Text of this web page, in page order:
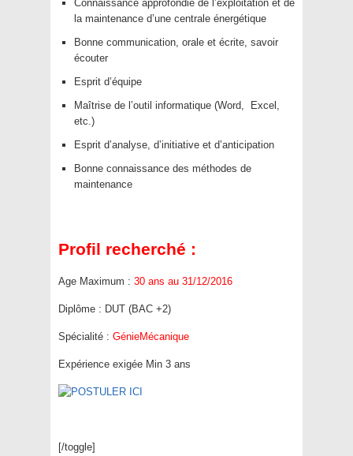
Connaissance approfondie de l’exploitation et de
la maintenance d’une centrale énergétique
Bonne communication, orale et écrite, savoir
écouter
Esprit d’équipe
Maîtrise de l’outil informatique (Word, Excel,
etc.)
Esprit d’analyse, d’initiative et d’anticipation
Bonne connaissance des méthodes de
maintenance
Profil recherché :
Age Maximum : 30 ans au 31/12/2016
Diplôme : DUT (BAC +2)
Spécialité : GénieMécanique
Expérience exigée Min 3 ans
[/toggle]